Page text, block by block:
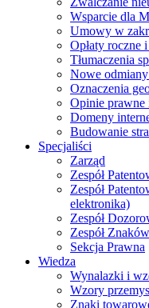
Wsparcie dla
Umowy w
Opłaty roczne
Tłumaczenia
Nowe
Oznaczenia
Opinie prawne
Domeny
Budowanie
Specjaliści
Zarząd
Zespół
Zespół
elektronika)
Zespół
Zespół
Sekcja Prawna
Wiedza
Wynalazki i
Wzory
Znaki